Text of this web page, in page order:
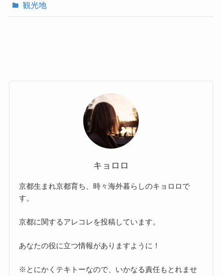
観光地
キョロロ
京都生まれ京都育ち、時々海外暮らしのキョロロで
す。
京都に関するアレコレを投稿しています。
あなたの役に立つ情報がありますように！
※とにかくテキトーなので、いかなる責任もとれませ